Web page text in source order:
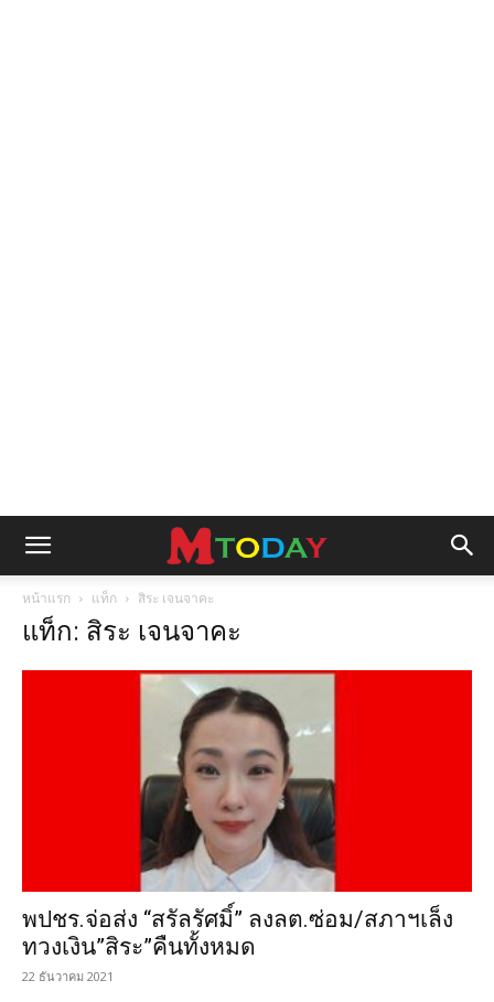
หน้าแรก แท็ก สิระ เจนจาคะ
แท็ก: สิระ เจนจาคะ
พปชร.จ่อส่ง “สรัลรัศมิ์” ลงลต.ซ่อม/สภาฯเล็ง
ทวงเงิน”สิระ”คืนทั้งหมด
22 ธันวาคม 2021